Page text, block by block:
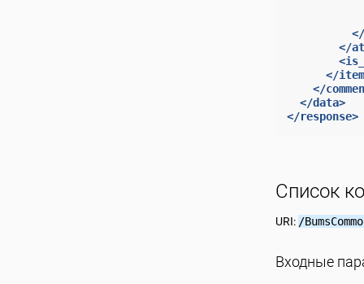
</
</
</
</data>
</response>
Список
URI: /
Входные